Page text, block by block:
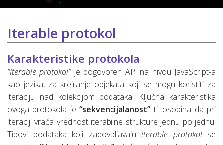
Iterable protokol
Karakteristike protokola
“Iterable protokol”je dogovoren APi na nivou JavaScript-a
kao jezika, za kreiranje objekata koji se mogu koristiti za
iteraciju nad kolekcijom podataka. Ključna karakteristika
ovoga protokola je“sekvencijalanost” tj. osobina da pri
iteraciji vraća vrednost iterabilne strukture jednu po jednu.
Tipovi podataka koji zadovoljavaju iterable protokolse